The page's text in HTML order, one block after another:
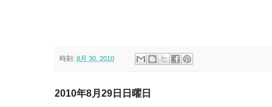
時刻: 8月 30, 2010
2010年8月29日日曜日